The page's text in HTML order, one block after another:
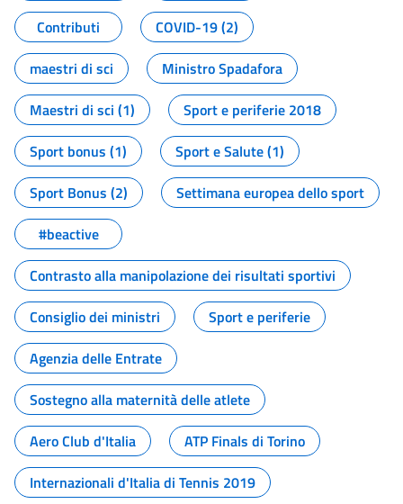
Contributi
COVID-19 (2)
maestri di sci
Ministro Spadafora
Maestri di sci (1)
Sport e periferie 2018
Sport bonus (1)
Sport e Salute (1)
Sport Bonus (2)
Settimana europea dello sport
#beactive
Contrasto alla manipolazione dei risultati sportivi
Consiglio dei ministri
Sport e periferie
Agenzia delle Entrate
Sostegno alla maternità delle atlete
Aero Club d'Italia
ATP Finals di Torino
Internazionali d'Italia di Tennis 2019